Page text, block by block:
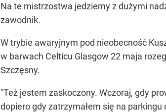
Na te mistrzostwa jedziemy z dużymi
zawodnik.
W trybie awaryjnym pod nieobecność
w barwach Celticu Glasgow 22 maja
Szczęsny.
"Też jestem zaskoczony. Wczoraj, gdy
dopiero gdy zatrzymałem się na parkingu